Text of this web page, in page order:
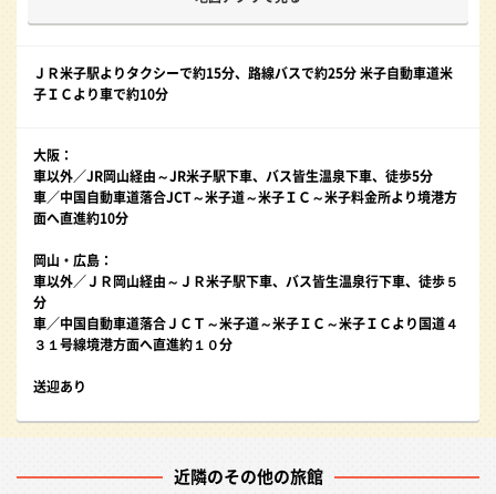
ＪＲ米子駅よりタクシーで約15分、路線バスで約25分 米子自動車道米
子ＩＣより車で約10分
大阪：
車以外／JR岡山経由～JR米子駅下車、バス皆生温泉下車、徒歩5分
車／中国自動車道落合JCT～米子道～米子ＩＣ～米子料金所より境港方
面へ直進約10分
岡山・広島：
車以外／ＪＲ岡山経由～ＪＲ米子駅下車、バス皆生温泉行下車、徒歩５
分
車／中国自動車道落合ＪＣＴ～米子道～米子ＩＣ～米子ＩＣより国道４
３１号線境港方面へ直進約１０分
送迎あり
近隣のその他の旅館